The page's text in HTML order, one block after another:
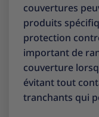
couvertures
produits
protection
important de
couverture
évitant tout
tranchants qui